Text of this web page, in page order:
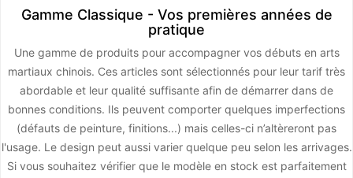
Gamme Classique - Vos premières années de
pratique
Une gamme de produits pour accompagner vos débuts en arts
martiaux chinois. Ces articles sont sélectionnés pour leur tarif très
abordable et leur qualité suffisante afin de démarrer dans de
bonnes conditions. Ils peuvent comporter quelques imperfections
(défauts de peinture, finitions...) mais celles-ci n’altèreront pas
l'usage. Le design peut aussi varier quelque peu selon les arrivages.
Si vous souhaitez vérifier que le modèle en stock est parfaitement